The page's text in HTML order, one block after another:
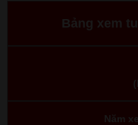
Bảng xem
Năm